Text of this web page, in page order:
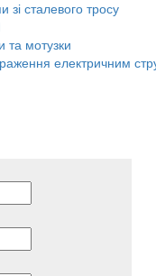
зі сталевого тросу
та мотузки
електричним